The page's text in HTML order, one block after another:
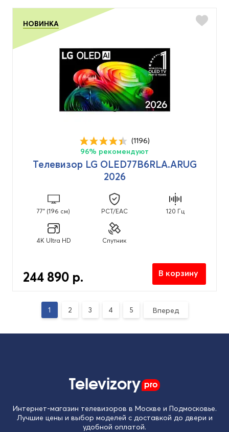
НОВИНКА
(1196)
96% рекомендуют
Телевизор LG OLED77B6RLA.ARUG
2026
77" (196 см) PCT/EAC 120 Гц
4K Ultra HD Спутник
244 890 р. В корзину
1 2 3 4 5 Вперед
Televizory pro
Интернет-магазин телевизоров в Москве и Подмосковье.
Лучшие цены и выбор моделей с доставкой до двери и
удобной оплатой.